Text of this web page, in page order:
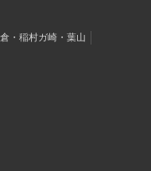
・稲村ガ崎・葉山